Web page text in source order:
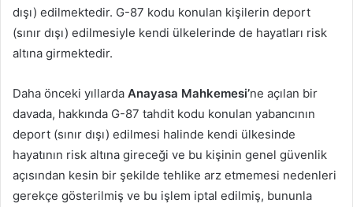
dışı) edilmektedir. G-87 kodu konulan kişilerin deport
(sınır dışı) edilmesiyle kendi ülkelerinde de hayatları risk
altına girmektedir.
Daha önceki yıllarda Anayasa Mahkemesi’ne açılan bir
davada, hakkında G-87 tahdit kodu konulan yabancının
deport (sınır dışı) edilmesi halinde kendi ülkesinde
hayatının risk altına gireceği ve bu kişinin genel güvenlik
açısından kesin bir şekilde tehlike arz etmemesi nedenleri
gerekçe gösterilmiş ve bu işlem iptal edilmiş, bununla